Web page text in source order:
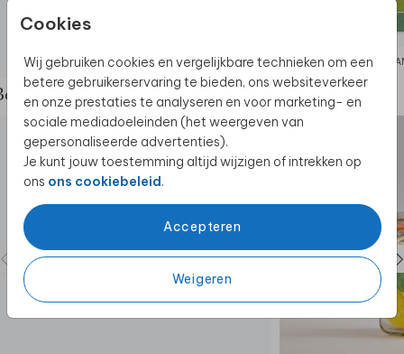
Cookies
Wij gebruiken cookies en vergelijkbare technieken om een
betere gebruikerservaring te bieden, ons websiteverkeer
en onze prestaties te analyseren en voor marketing- en
sociale mediadoeleinden (het weergeven van
gepersonaliseerde advertenties).
Je kunt jouw toestemming altijd wijzigen of intrekken op
ons ons cookiebeleid.
Accepteren
Weigeren
BABYSHOWER BOEK
de complete set